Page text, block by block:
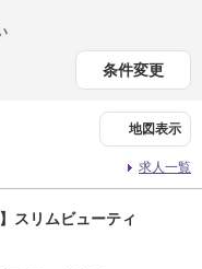
条件変更
地図表示
求人一覧
スリムビューティ